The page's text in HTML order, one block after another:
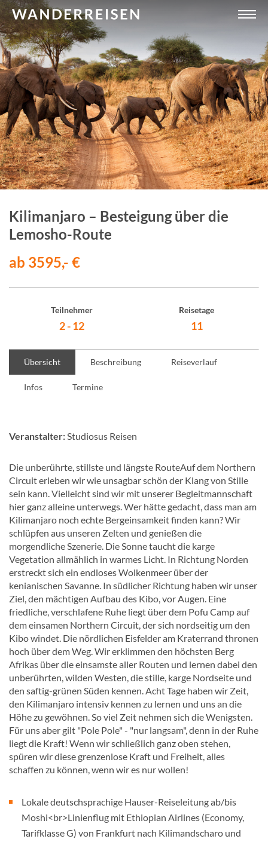
Kilimanjaro – Besteigung über die
Lemosho-Route
ab 3595,- €
Teilnehmer
2 - 12
Reisetage
11
Übersicht Beschreibung Reiseverlauf
Infos Termine
Veranstalter:Studiosus Reisen
Die unberührte, stillste und längste RouteAuf dem Northern
Circuit erleben wir wie unsagbar schön der Klang von Stille
sein kann. Vielleicht sind wir mit unserer Begleitmannschaft
hier ganz alleine unterwegs. Wer hätte gedacht, dass man am
Kilimanjaro noch echte Bergeinsamkeit finden kann? Wir
schlüpfen aus unseren Zelten und genießen die
morgendliche Szenerie. Die Sonne taucht die karge
Vegetation allmählich in warmes Licht. In Richtung Norden
erstreckt sich ein endloses Wolkenmeer über der
kenianischen Savanne. In südlicher Richtung haben wir unser
Ziel, den mächtigen Aufbau des Kibo, vor Augen. Eine
friedliche, verschlafene Ruhe liegt über dem Pofu Camp auf
dem einsamen Northern Circuit, der sich nordseitig um den
Kibo windet. Die nördlichen Eisfelder am Kraterrand thronen
hoch über dem Weg. Wir erklimmen den höchsten Berg
Afrikas über die einsamste aller Routen und lernen dabei den
unberührten, wilden Westen, die stille, karge Nordseite und
den saftig-grünen Süden kennen. Acht Tage haben wir Zeit,
den Kilimanjaro intensiv kennen zu lernen und uns an die
Höhe zu gewöhnen. So viel Zeit nehmen sich die Wenigsten.
Für uns aber gilt "Pole Pole" - "nur langsam", denn in der Ruhe
liegt die Kraft! Wenn wir schließlich ganz oben stehen,
spüren wir diese grenzenlose Kraft und Freiheit, alles
schaffen zu können, wenn wir es nur wollen!
Lokale deutschsprachige Hauser-Reiseleitung ab/bis
Moshi<br>Linienflug mit Ethiopian Airlines (Economy,
Tarifklasse G) von Frankfurt nach Kilimandscharo und